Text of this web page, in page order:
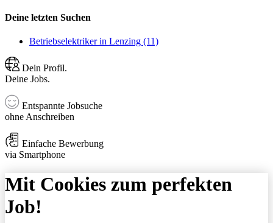
Deine letzten Suchen
Betriebselektriker in Lenzing (11)
Dein Profil.
Deine Jobs.
Entspannte Jobsuche
ohne Anschreiben
Einfache Bewerbung
via Smartphone
Mit Cookies zum perfekten
Job!